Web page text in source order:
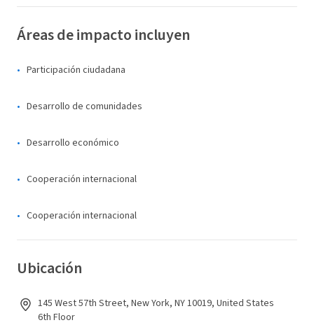
Áreas de impacto incluyen
Participación ciudadana
Desarrollo de comunidades
Desarrollo económico
Cooperación internacional
Cooperación internacional
Ubicación
145 West 57th Street, New York, NY 10019, United States
6th Floor